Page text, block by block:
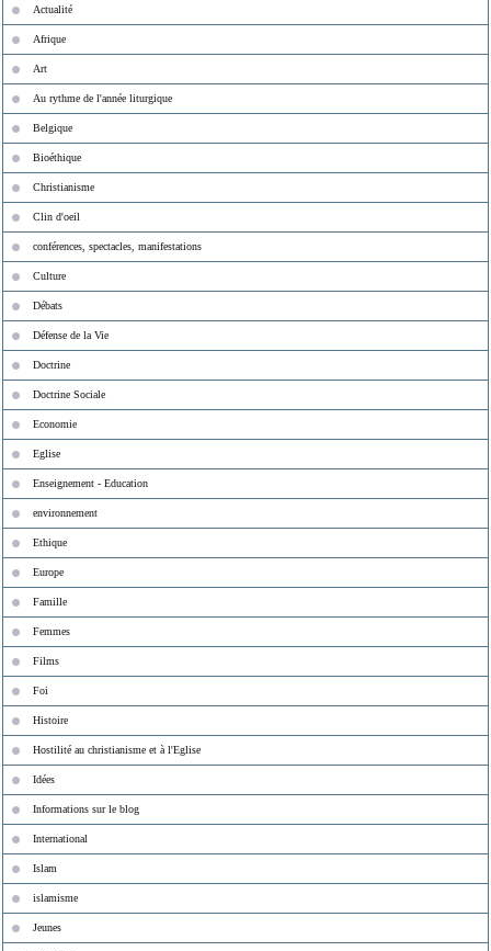
Actualité
Afrique
Art
Au rythme de l'année liturgique
Belgique
Bioéthique
Christianisme
Clin d'oeil
conférences, spectacles, manifestations
Culture
Débats
Défense de la Vie
Doctrine
Doctrine Sociale
Economie
Eglise
Enseignement - Education
environnement
Ethique
Europe
Famille
Femmes
Films
Foi
Histoire
Hostilité au christianisme et à l'Eglise
Idées
Informations sur le blog
International
Islam
islamisme
Jeunes